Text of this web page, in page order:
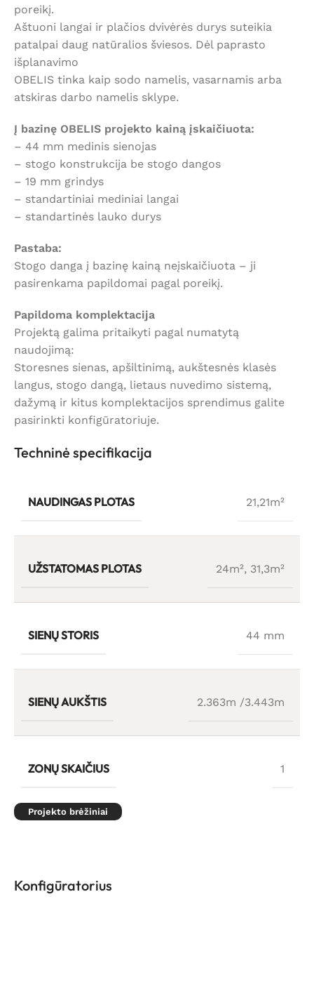
poreikį.
Aštuoni langai ir plačios dvivėrės durys suteikia
patalpai daug natūralios šviesos. Dėl paprasto
išplanavimo
OBELIS tinka kaip sodo namelis, vasarnamis arba
atskiras darbo namelis sklype.
Į bazinę OBELIS projekto kainą įskaičiuota:
– 44 mm medinis sienojas
– stogo konstrukcija be stogo dangos
– 19 mm grindys
– standartiniai mediniai langai
– standartinės lauko durys
Pastaba:
Stogo danga į bazinę kainą neįskaičiuota – ji
pasirenkama papildomai pagal poreikį.
Papildoma komplektacija
Projektą galima pritaikyti pagal numatytą
naudojimą:
Storesnes sienas, apšiltinimą, aukštesnės klasės
langus, stogo dangą, lietaus nuvedimo sistemą,
dažymą ir kitus komplektacijos sprendimus galite
pasirinkti konfigūratoriuje.
Techninė specifikacija
NAUDINGAS PLOTAS 21,21m²
UŽSTATOMAS PLOTAS 24m², 31,3m²
SIENŲ STORIS 44 mm
SIENŲ AUKŠTIS 2.363m /3.443m
ZONŲ SKAIČIUS 1
Projekto brėžiniai
Konfigūratorius